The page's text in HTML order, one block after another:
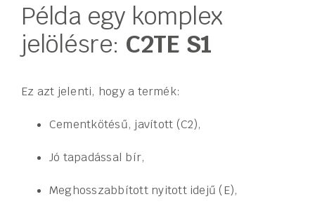
Példa egy komplex
jelölésre: C2TE S1
Ez azt jelenti, hogy a termék:
Cementkötésű, javított (C2),
Jó tapadással bír,
Meghosszabbított nyitott idejű (E),